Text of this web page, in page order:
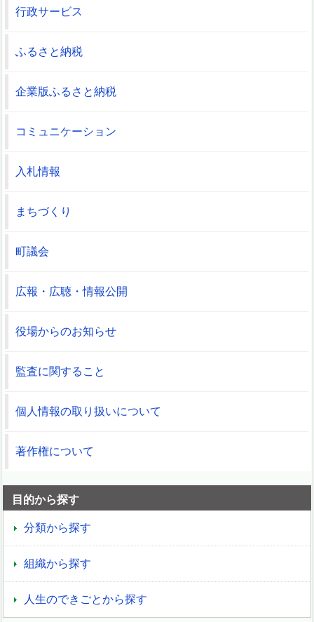
行政サービス
ふるさと納税
企業版ふるさと納税
コミュニケーション
入札情報
まちづくり
町議会
広報・広聴・情報公開
役場からのお知らせ
監査に関すること
個人情報の取り扱いについて
著作権について
目的から探す
分類から探す
組織から探す
人生のできごとから探す